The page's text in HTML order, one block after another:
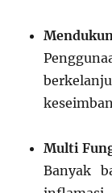
Multi
Banyak